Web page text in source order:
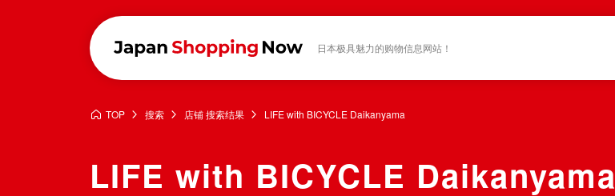
日本极具魅力的购物信息网站！
TOP 搜索 店铺 搜索结果 LIFE with BICYCLE Daikanyama
LIFE with BICYCLE Daikanyama